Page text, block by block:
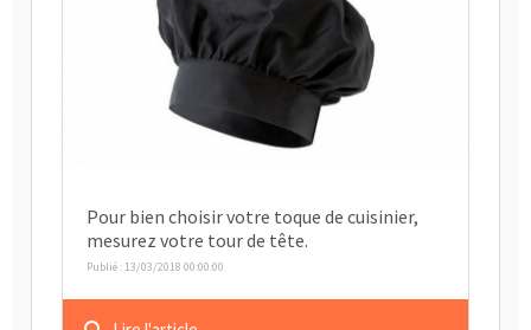
Pour bien choisir votre toque de cuisinier,
mesurez votre tour de tête.
Publié : 13/03/2018 00:00:00